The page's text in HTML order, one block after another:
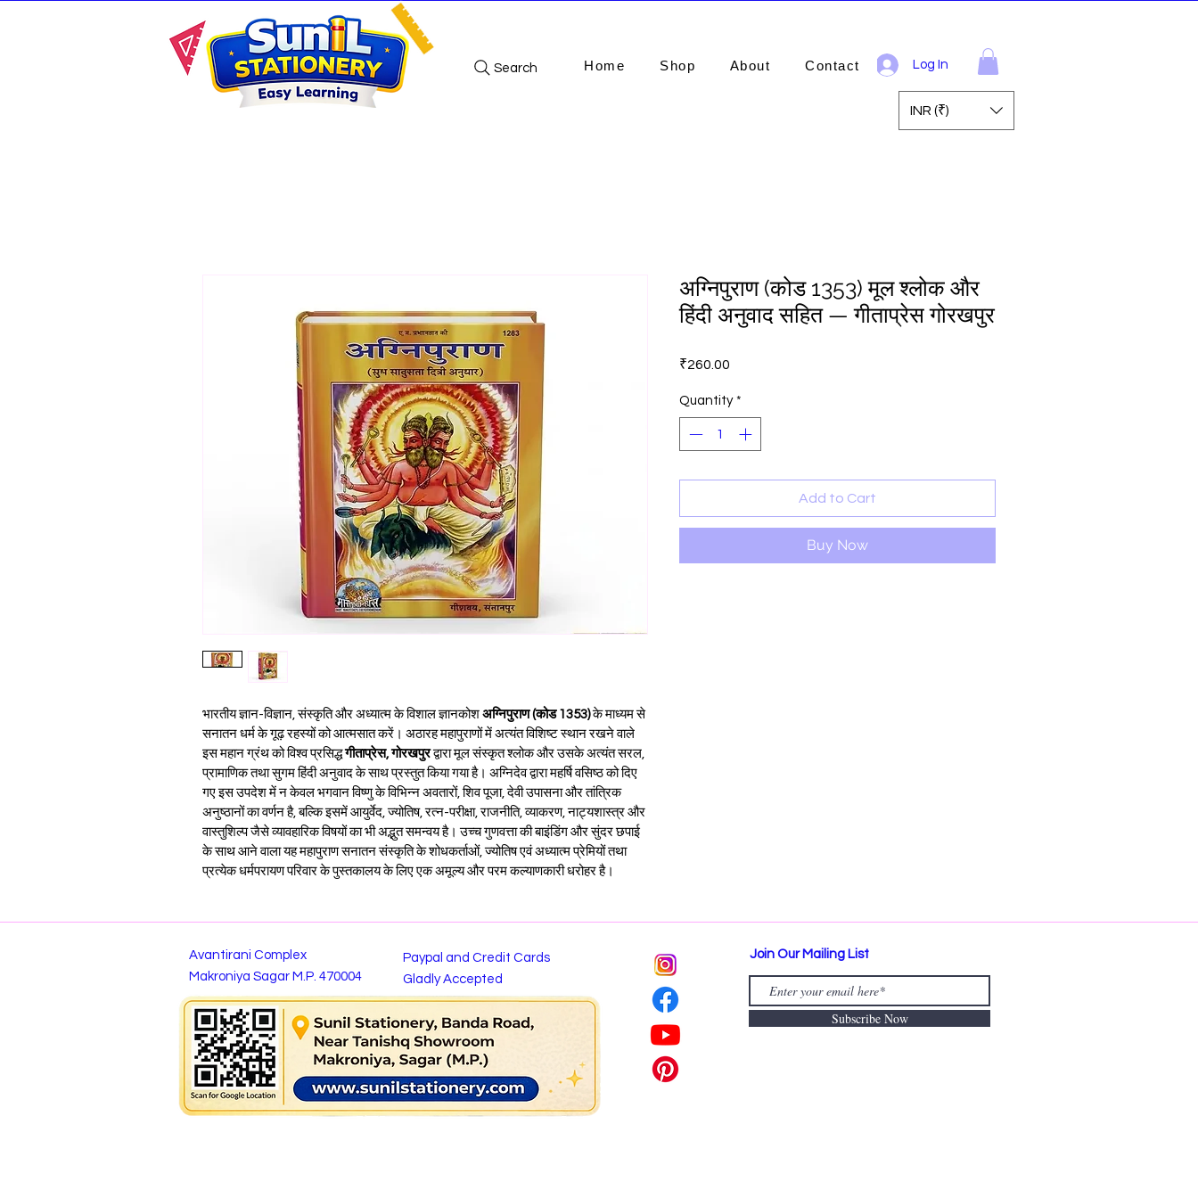
Search Log In
Home Shop About Contact
INR (₹)
भारतीय ज्ञान-विज्ञान, संस्कृति और अध्यात्म के विशाल ज्ञानकोश अग्निपुराण (कोड 1353) के माध्यम से
सनातन धर्म के गूढ़ रहस्यों को आत्मसात करें। अठारह महापुराणों में अत्यंत विशिष्ट स्थान रखने वाले
इस महान ग्रंथ को विश्व प्रसिद्ध गीताप्रेस, गोरखपुर द्वारा मूल संस्कृत श्लोक और उसके अत्यंत सरल,
प्रामाणिक तथा सुगम हिंदी अनुवाद के साथ प्रस्तुत किया गया है। अग्निदेव द्वारा महर्षि वसिष्ठ को दिए
गए इस उपदेश में न केवल भगवान विष्णु के विभिन्न अवतारों, शिव पूजा, देवी उपासना और तांत्रिक
अनुष्ठानों का वर्णन है, बल्कि इसमें आयुर्वेद, ज्योतिष, रत्न-परीक्षा, राजनीति, व्याकरण, नाट्यशास्त्र और
वास्तुशिल्प जैसे व्यावहारिक विषयों का भी अद्भुत समन्वय है। उच्च गुणवत्ता की बाइंडिंग और सुंदर छपाई
के साथ आने वाला यह महापुराण सनातन संस्कृति के शोधकर्ताओं, ज्योतिष एवं अध्यात्म प्रेमियों तथा
प्रत्येक धर्मपरायण परिवार के पुस्तकालय के लिए एक अमूल्य और परम कल्याणकारी धरोहर है।
अग्निपुराण (कोड 1353) मूल श्लोक और
हिंदी अनुवाद सहित — गीताप्रेस गोरखपुर
₹260.00
Quantity *
Add to Cart
Buy Now
Avantirani Complex
Makroniya Sagar M.P. 470004
Paypal and Credit Cards
Gladly Accepted
Join Our Mailing List
Subscribe Now